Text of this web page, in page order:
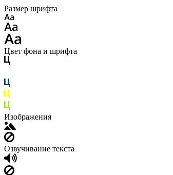
Размер шрифта
Цвет фона и шрифта
Изображения
Озвучивание текста